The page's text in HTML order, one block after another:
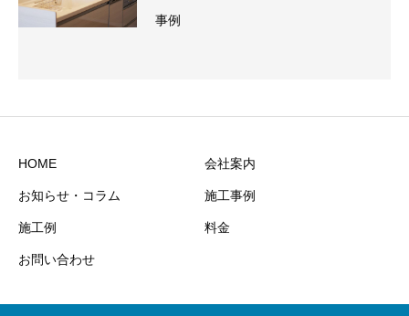
事例
HOME 会社案内
お知らせ・コラム 施工事例
施工例 料金
お問い合わせ